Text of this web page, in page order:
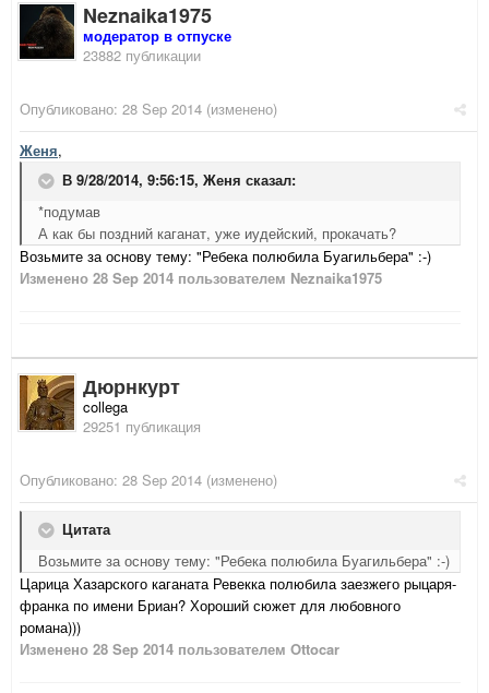
Neznaika1975
модератор в отпуске
23882 публикации
Опубликовано: 28 Sep 2014 (изменено)
Женя,
В 9/28/2014, 9:56:15, Женя сказал:
*подумав
А как бы поздний каганат, уже иудейский, прокачать?
Возьмите за основу тему: "Ребека полюбила Буагильбера" :-)
Изменено 28 Sep 2014 пользователем Neznaika1975
Дюрнкурт
collega
29251 публикация
Опубликовано: 28 Sep 2014 (изменено)
Цитата
Возьмите за основу тему: "Ребека полюбила Буагильбера" :-)
Царица Хазарского каганата Ревекка полюбила заезжего рыцаря-
франка по имени Бриан? Хороший сюжет для любовного
романа)))
Изменено 28 Sep 2014 пользователем Ottocar